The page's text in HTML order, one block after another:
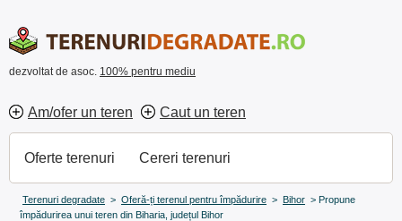
dezvoltat de asoc. 100% pentru mediu
Am/ofer un teren Caut un teren
Oferte terenuri Cereri terenuri
Terenuri degradate > Oferă-ți terenul pentru împădurire > Bihor > Propune
împădurirea unui teren din Biharia, județul Bihor